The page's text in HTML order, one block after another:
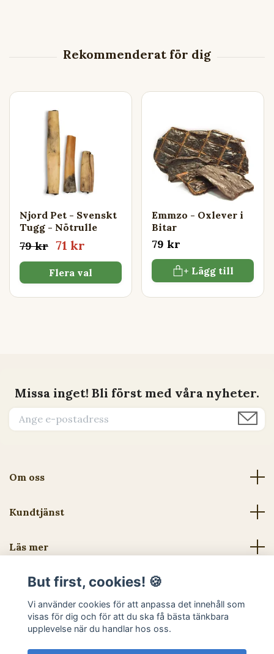
Njord Pet - Svenskt
Tugg - Nötrulle
79 kr 71 kr
Flera val
Emmzo - Oxlever i
Bitar
79 kr
+ Lägg till
Missa inget! Bli först med våra nyheter.
Om oss
Kundtjänst
Läs mer
Sociala medier
But first, cookies! 🍪
Vi använder cookies för att anpassa det innehåll som
visas för dig och för att du ska få bästa tänkbara
upplevelse när du handlar hos oss.